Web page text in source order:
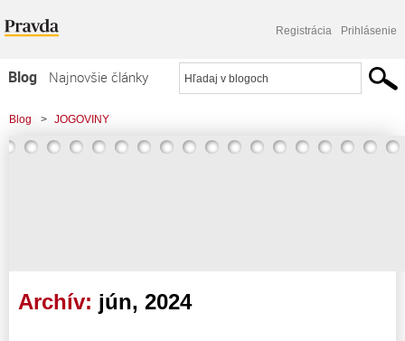
Registrácia Prihlásenie
Blog
Najnovšie články
Najčítanejšie články
Najkomentovanejšie články
Blog > JOGOVINY
Archív: jún, 2024